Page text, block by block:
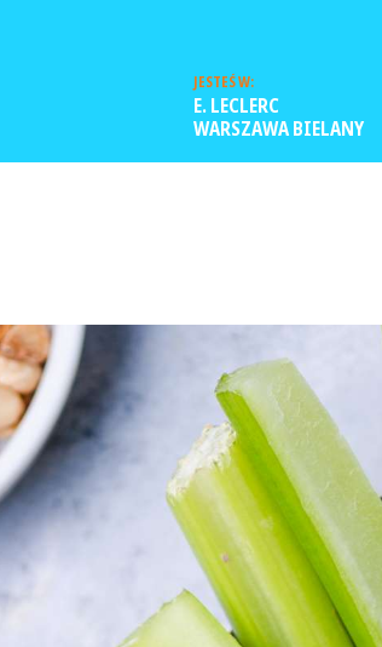
JESTEŚ W:
E. LECLERC
WARSZAWA BIELANY